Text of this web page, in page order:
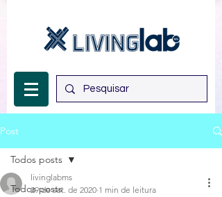
Post
Todos posts
Todos posts
livinglabms
29 de set. de 2020 1 min de leitura